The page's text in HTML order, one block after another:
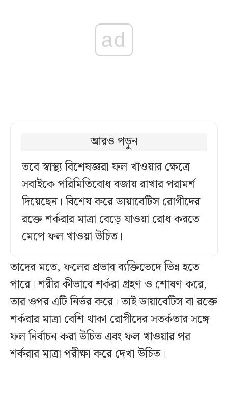
ad
আরও পড়ুন
তবে স্বাস্থ্য বিশেষজ্ঞরা ফল খাওয়ার ক্ষেত্রে
সবাইকে পরিমিতিবোধ বজায় রাখার পরামর্শ
দিয়েছেন। বিশেষ করে ডায়াবেটিস রোগীদের
রক্তে শর্করার মাত্রা বেড়ে যাওয়া রোধ করতে
মেপে ফল খাওয়া উচিত।
তাদের মতে, ফলের প্রভাব ব্যক্তিভেদে ভিন্ন হতে
পারে। শরীর কীভাবে শর্করা গ্রহণ ও শোষণ করে,
তার ওপর এটি নির্ভর করে। তাই ডায়াবেটিস বা রক্তে
শর্করার মাত্রা বেশি থাকা রোগীদের সতর্কতার সঙ্গে
ফল নির্বাচন করা উচিত এবং ফল খাওয়ার পর
শর্করার মাত্রা পরীক্ষা করে দেখা উচিত।